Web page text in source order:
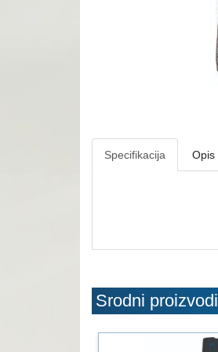
Specifikacija Opis
Srodni proizvodi